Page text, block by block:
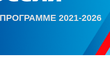
2021-2026